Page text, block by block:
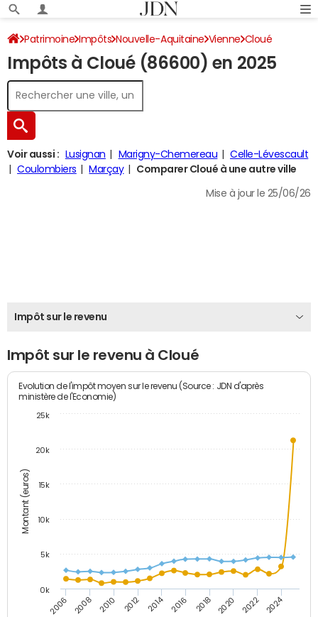
Patrimoine Impôts Nouvelle-Aquitaine Vienne Cloué
Impôt sur le revenu
Impôts à Cloué (86600) en 2025
Voir aussi : Lusignan Marigny-Chemereau
Celle-Lévescault
Coulombiers
Marçay Comparer Cloué à une autre ville
Mise à jour le 25/06/26
Impôt sur le revenu
Impôt sur le revenu à Cloué
Montant (euros)
Evolution de l'impôt moyen sur le revenu (Source : JDN d'après
ministère de l'Economie)
2006 2008 2010 2012 2014 2016 2018 2020 2022 2024
0k
5k
10k
15k
20k
25k